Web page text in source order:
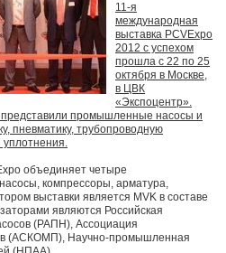
11-я
международная
выставка PCVExpo
2012 с успехом
прошла с 22 по 25
октября в Москве,
в ЦВК
«Экспоцентр».
промышленные насосы и
пневматику, трубопроводную
уплотнения.
объединяет четыре
компрессоры, арматура,
выставки является MVK в составе
являются Российская
(РАПН), Ассоциация
(АСКОМП), Научно-промышленная